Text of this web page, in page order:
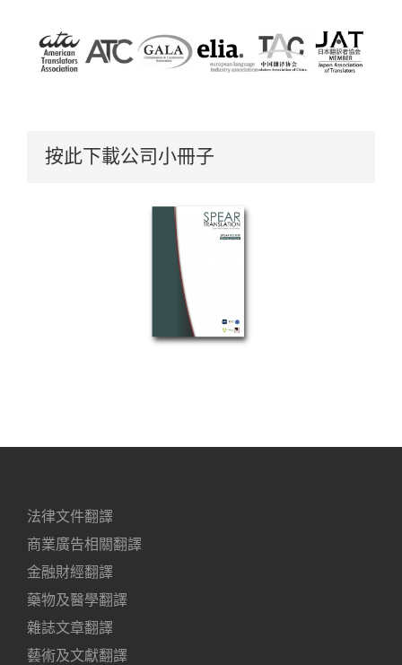
按此下載公司小冊子
法律文件翻譯
商業廣告相關翻譯
金融財經翻譯
藥物及醫學翻譯
雜誌文章翻譯
藝術及文獻翻譯